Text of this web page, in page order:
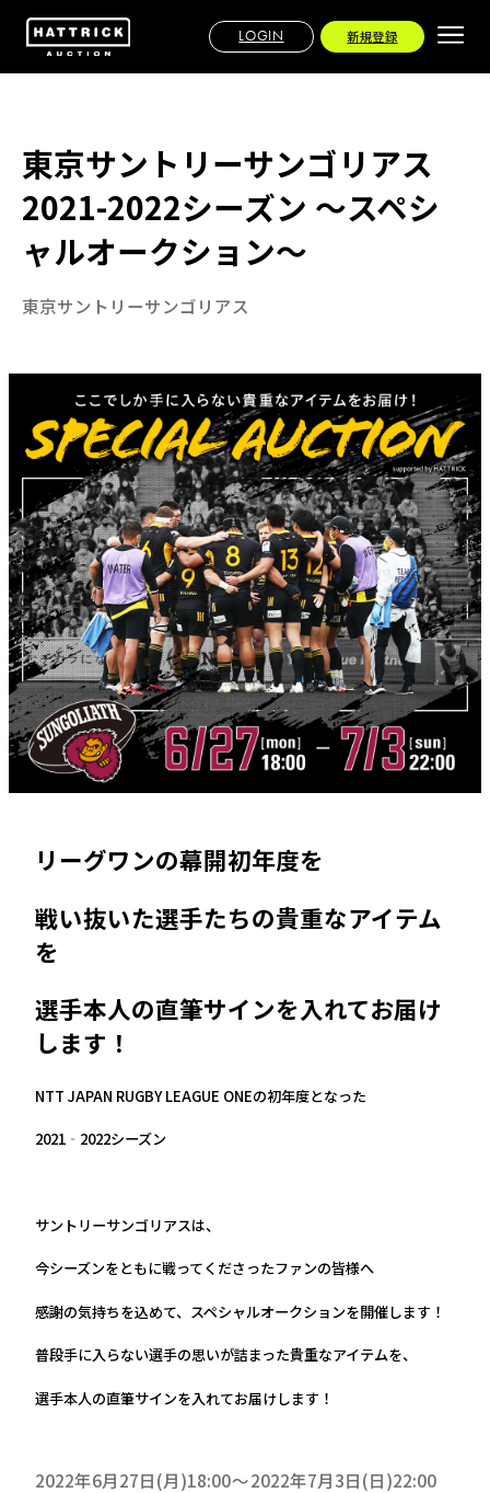
LOGIN 新規登録
東京サントリーサンゴリアス
2021-2022シーズン ～スペシ
ャルオークション～
東京サントリーサンゴリアス
リーグワンの幕開初年度を
戦い抜いた選手たちの貴重なアイテム
を
選手本人の直筆サインを入れてお届け
します！
NTT JAPAN RUGBY LEAGUE ONEの初年度となった
2021‐2022シーズン
サントリーサンゴリアスは、
今シーズンをともに戦ってくださったファンの皆様へ
感謝の気持ちを込めて、スペシャルオークションを開催します！
普段手に入らない選手の思いが詰まった貴重なアイテムを、
選手本人の直筆サインを入れてお届けします！
2022年6月27日(月)18:00 2022年7月3日(日)22:00